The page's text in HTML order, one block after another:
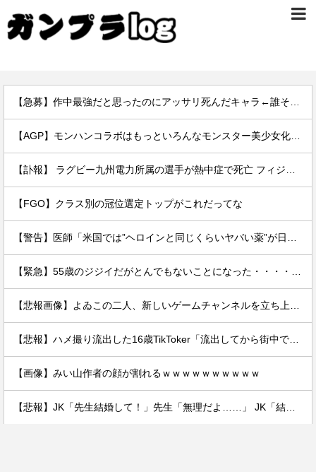
【FGO】クラス別の冠位選定トップがこれだってな
【画像】みい山作者の顔が割れるｗｗｗｗｗｗｗｗｗｗ